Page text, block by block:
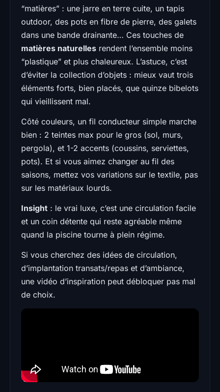
“matières” : une jarre en terre cuite, un tapis
outdoor, des pots en fibre de pierre, des galets
dans une bande drainante… Ces touches de
matières naturelles rendent l’ensemble moins
“plastique” et plus chaleureux. L’astuce, c’est
d’éviter la collection d’objets : mieux vaut trois
éléments forts, bien placés, que quinze bibelots
qui vieillissent mal.
Côté couleurs, un fil conducteur simple marche
bien : 2 teintes max pour le gros (sol, murs,
pergola), et 1-2 accents (coussins, serviettes,
pots). Et si vous aimez changer au fil des
saisons, mettez vos variations sur le textile, pas
sur les matériaux lourds.
Insight : le vrai luxe, c’est une circulation facile
et un coin détente qui reste agréable même
quand la piscine tourne à plein régime.
Si vous cherchez des idées de circulation,
d’implantation transats/repas et d’ambiance,
une vidéo d’inspiration peut débloquer pas mal
de choix.